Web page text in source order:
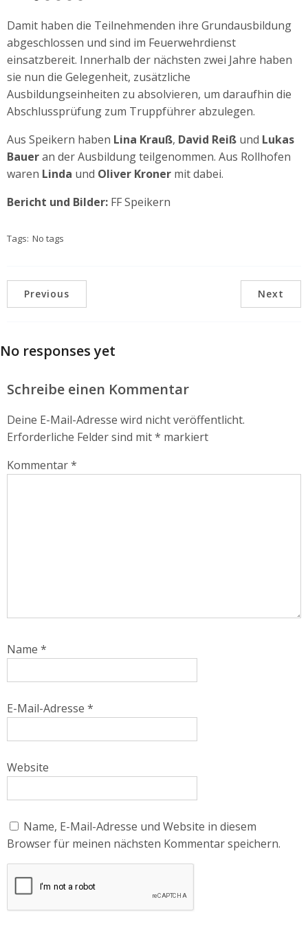
Damit haben die Teilnehmenden ihre Grundausbildung
abgeschlossen und sind im Feuerwehrdienst
einsatzbereit. Innerhalb der nächsten zwei Jahre haben
sie nun die Gelegenheit, zusätzliche
Ausbildungseinheiten zu absolvieren, um daraufhin die
Abschlussprüfung zum Truppführer abzulegen.
Aus Speikern haben Lina Krauß, David Reiß und Lukas
Baueran der Ausbildung teilgenommen. Aus Rollhofen
waren Linda und Oliver Kroner mit dabei.
Bericht und Bilder: FF Speikern
Tags: No tags
Previous Next
No responses yet
Schreibe einen Kommentar
Deine E-Mail-Adresse wird nicht veröffentlicht.
Erforderliche Felder sind mit* markiert
Kommentar*
Name *
E-Mail-Adresse *
Website
Name, E-Mail-Adresse und Website in diesem
Browser für meinen nächsten Kommentar speichern.